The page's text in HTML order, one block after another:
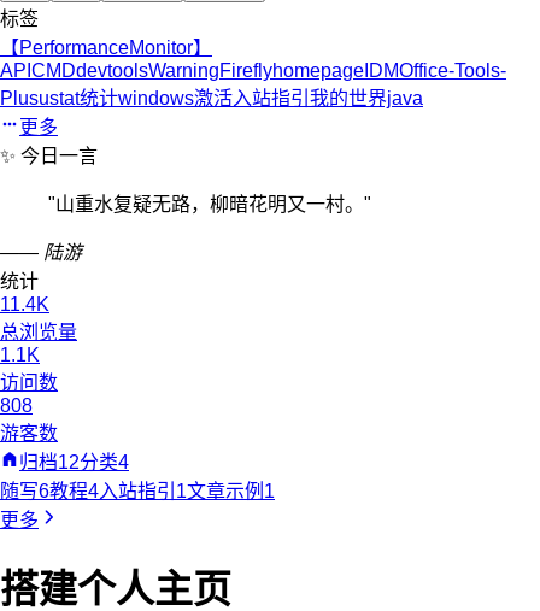
标签
【PerformanceMonitor】
API CMDdevtoolsWarningFireflyhomepage IDMOffice-Tools-
Plusustat统计windows激活入站指引 我的世界java
更多
✨ 今日一言
"山重水复疑无路，柳暗花明又一村。 "
—— 陆游
统计
11.4K
总浏览量
1.1K
访问数
808
游客数
归档12分类4
随写6教程4入站指引 1文章示例 1
更多
搭建个人主页